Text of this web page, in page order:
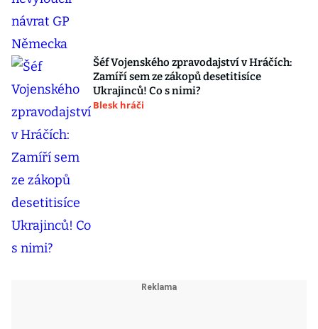
Šéf Vojenského zpravodajství v Hráčích:
Zamíří sem ze zákopů desetitisíce
Ukrajinců! Co s nimi?
Blesk hráči